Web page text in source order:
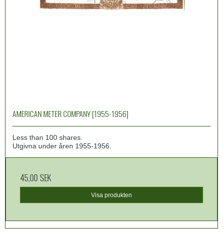
AMERICAN METER COMPANY [1955-1956]
Less than 100 shares.
Utgivna under åren 1955-1956.
45,00 SEK
Visa produkten